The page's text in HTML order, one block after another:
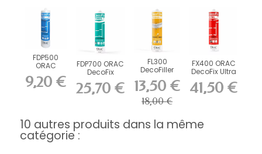
FDP500
ORAC
DecoFix Pro
310 ml
9,20 €
FDP700 ORAC
DecoFix
Power 290 ml
25,70 €
FL300
DecoFiller
13,50 €
18,00 €
FX400 ORAC
DecoFix Ultra
270 ml
41,50 €
10 autres produits dans la même
catégorie :